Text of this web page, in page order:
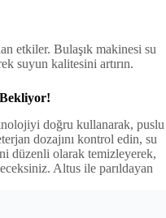
etkiler. Bulaşık makinesi su
suyun kalitesini artırın.
doğru kullanarak, puslu
dozajını kontrol edin, su
düzenli olarak temizleyerek,
Altus ile parıldayan